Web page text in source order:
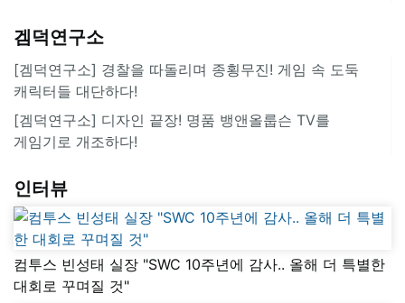
겜덕연구소
[겜덕연구소] 경찰을 따돌리며 종횡무진! 게임 속 도둑
캐릭터들 대단하다!
[겜덕연구소] 디자인 끝장! 명품 뱅앤올룹슨 TV를
게임기로 개조하다!
인터뷰
컴투스 빈성태 실장 "SWC 10주년에 감사.. 올해 더 특별한
대회로 꾸며질 것"